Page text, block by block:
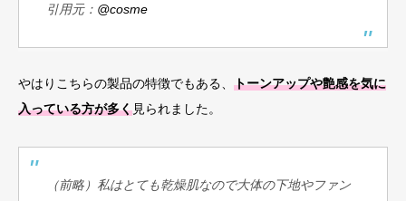
引用元： @cosme
やはりこちらの製品の特徴でもある、 トーンアップや艶感を気に
入っている方が多く見られました。
（前略）私はとても乾燥肌なので大体の下地やファン